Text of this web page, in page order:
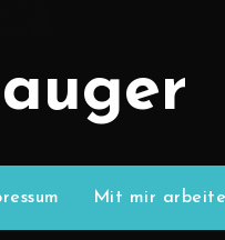
Mit mir